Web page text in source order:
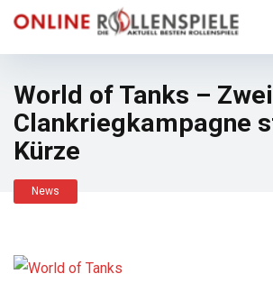
World of Tanks –
Clankriegkampagne
Kürze
News